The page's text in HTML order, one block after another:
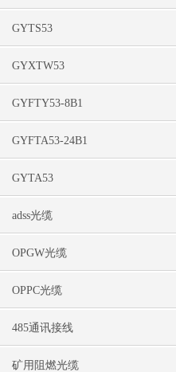
GYTS53
GYXTW53
GYFTY53-8B1
GYFTA53-24B1
GYTA53
adss光缆
OPGW光缆
OPPC光缆
485通讯接线
矿用阻燃光缆